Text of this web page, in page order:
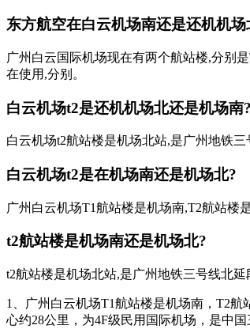
东方航空在白云机场南还是还机机场
广州白云国际机场现在有两个航站楼,分别
在使用,分别。
白云机场t2是还机机场北还是机场南?
白云机场t2航站楼是机场北站,是广州地铁
白云机场t2是在机场南还是机场北?
广州白云机场T1航站楼是机场南,T2航站楼
t2航站楼是机场南还是机场北?
t2航站楼是机场北站,是广州地铁三号线北
1、广州白云机场T1航站楼是机场南，T2航
心约28公里，为4F级民用国际机场，是中